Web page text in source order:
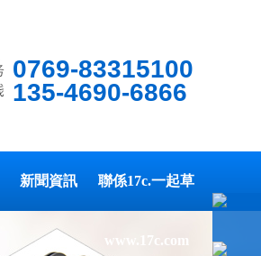
0769-83315100
135-4690-6866
新聞資訊 聯係17c.一起草
www.17c.com